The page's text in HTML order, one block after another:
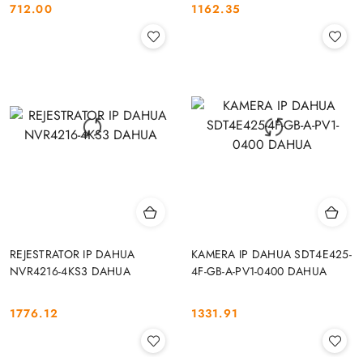
Cena:
712.00 Cena:
1162.35
REJESTRATOR IP DAHUA
NVR4216-4KS3 DAHUA
Cena:
1776.12
KAMERA IP DAHUA SDT4E425-
4F-GB-A-PV1-0400 DAHUA
Cena:
1331.91